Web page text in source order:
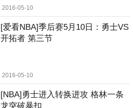
2016-05-10
[爱看NBA]季后赛5月10日：勇士VS
开拓者 第三节
2016-05-10
[NBA]勇士进入转换进攻 格林一条
龙突破暴扣